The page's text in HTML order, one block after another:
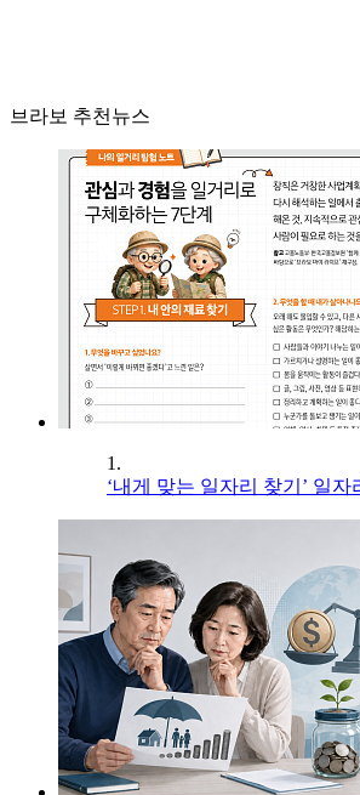
브라보 추천뉴스
1.
‘내게 맞는 일자리 찾기’ 일자